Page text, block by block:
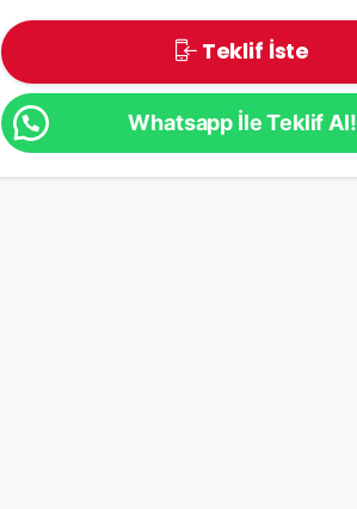
Teklif İste
Whatsapp İle Teklif Al!